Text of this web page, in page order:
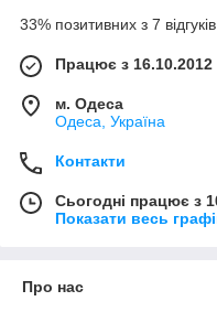
33% позитивних з 7
Працює з 16.10.2012
м. Одеса
Одеса, Україна
Контакти
Сьогодні працює з
Показати весь
Про нас